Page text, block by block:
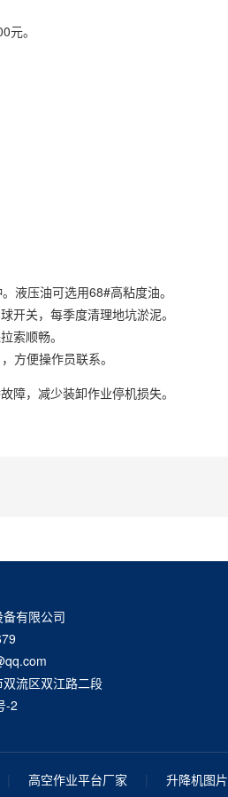
。
液压油可选用68#高粘度油。
开关，每季度清理地坑淤泥。
索顺畅。
方便操作员联系。
障，减少装卸作业停机损失。
有限公司
流区双江路二段
-2
| 高空作业平台厂家 | 升降机图片